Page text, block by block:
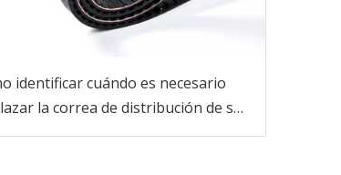
identificar cuándo es necesario
la correa de distribución de su
vehículo